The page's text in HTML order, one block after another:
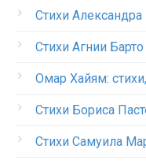
Стихи
Стихи Агнии Барто
Омар Хайям:
Стихи Бориса
Стихи Самуила